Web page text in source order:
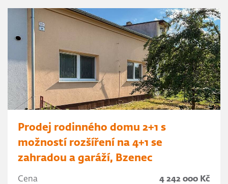
Prodej rodinného domu 2+1 s
možností rozšíření na 4+1 se
zahradou a garáží, Bzenec
Cena 4 242 000 Kč